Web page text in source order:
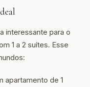
interessante para o
1 a 2 suítes. Esse
apartamento de 1